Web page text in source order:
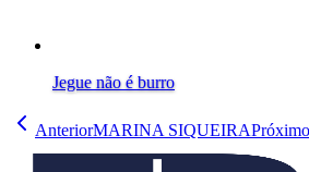
Jegue não é burro
AnteriorMARINA SIQUEIRAPróximo